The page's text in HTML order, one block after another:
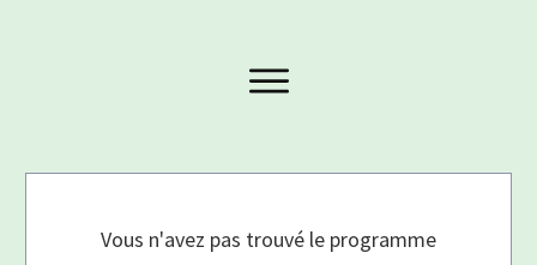
Vous n'avez pas trouvé le programme